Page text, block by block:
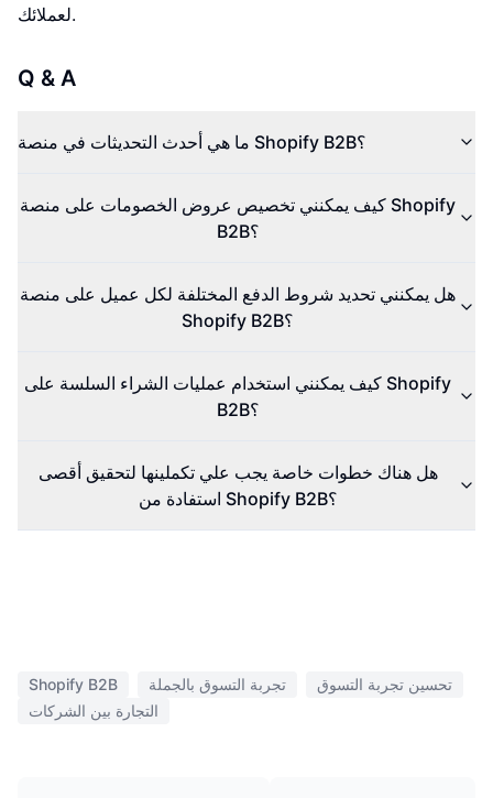
لعملائك.
Q & A
ما هي أحدث التحديثات في منصة Shopify B2B؟
كيف يمكنني تخصيص عروض الخصومات على منصة Shopify
B2B؟
هل يمكنني تحديد شروط الدفع المختلفة لكل عميل على منصة
Shopify B2B؟
كيف يمكنني استخدام عمليات الشراء السلسة على Shopify
B2B؟
هل هناك خطوات خاصة يجب علي تكملينها لتحقيق أقصى
استفادة من Shopify B2B؟
Shopify B2B تجربة التسوق بالجملة
تحسين تجربة التسوق
التجارة بين الشركات